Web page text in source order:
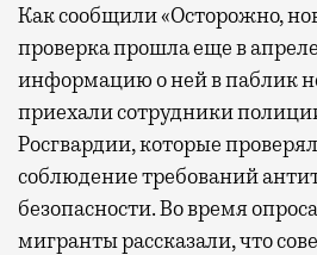
Как сообщили «Осторожно,
проверка прошла еще в
информацию о ней в паблик
приехали сотрудники
Росгвардии, которые
соблюдение требований
безопасности. Во время
мигранты рассказали, что